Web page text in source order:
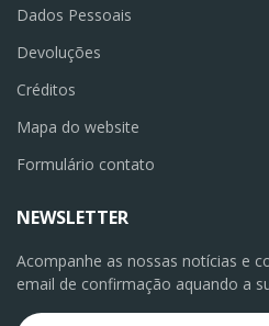
Dados Pessoais
Devoluções
Créditos
Mapa do website
Formulário contato
NEWSLETTER
Acompanhe as nossas notícias e
email de confirmação aquando a